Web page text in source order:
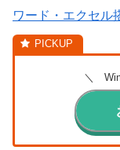
ワード・エクセル
＼